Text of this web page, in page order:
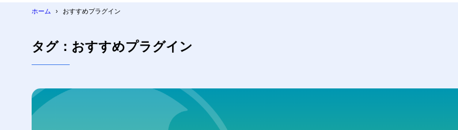
ホーム おすすめプラグイン
タグ：おすすめプラグイン